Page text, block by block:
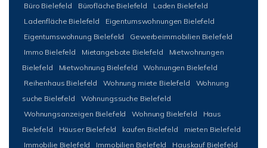
Büro Bielefeld Bürofläche Bielefeld
Laden Bielefeld
Ladenfläche Bielefeld
Eigentumswohnungen Bielefeld
Eigentumswohnung Bielefeld
Gewerbeimmobilien Bielefeld
Immo Bielefeld
Mietangebote Bielefeld
Mietwohnungen
Bielefeld
Mietwohnung Bielefeld
Wohnungen Bielefeld
Reihenhaus Bielefeld
Wohnung miete Bielefeld
Wohnung
suche Bielefeld
Wohnungssuche Bielefeld
Wohnungsanzeigen Bielefeld
Wohnung Bielefeld
Haus
Bielefeld
Häuser Bielefeld kaufen Bielefeld
mieten Bielefeld
Immobilie Bielefeld
Immobilien Bielefeld
Hauskauf Bielefeld